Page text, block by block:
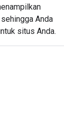
Anda
situs Anda.